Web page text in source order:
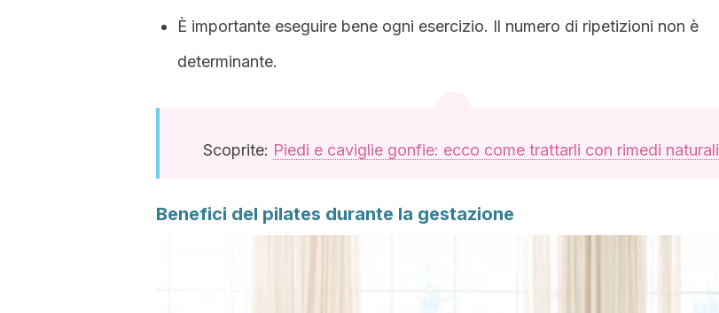
È importante eseguire bene ogni esercizio. Il numero di ripetizioni non è
determinante.
Scoprite: Piedi e caviglie gonfie: ecco come trattarli con rimedi naturali
Benefici del pilates durante la gestazione